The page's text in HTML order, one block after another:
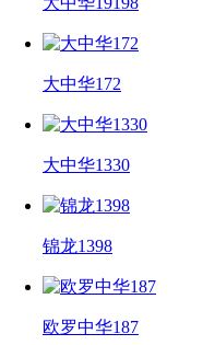
大中华172
大中华1330
锦龙1398
欧罗中华187